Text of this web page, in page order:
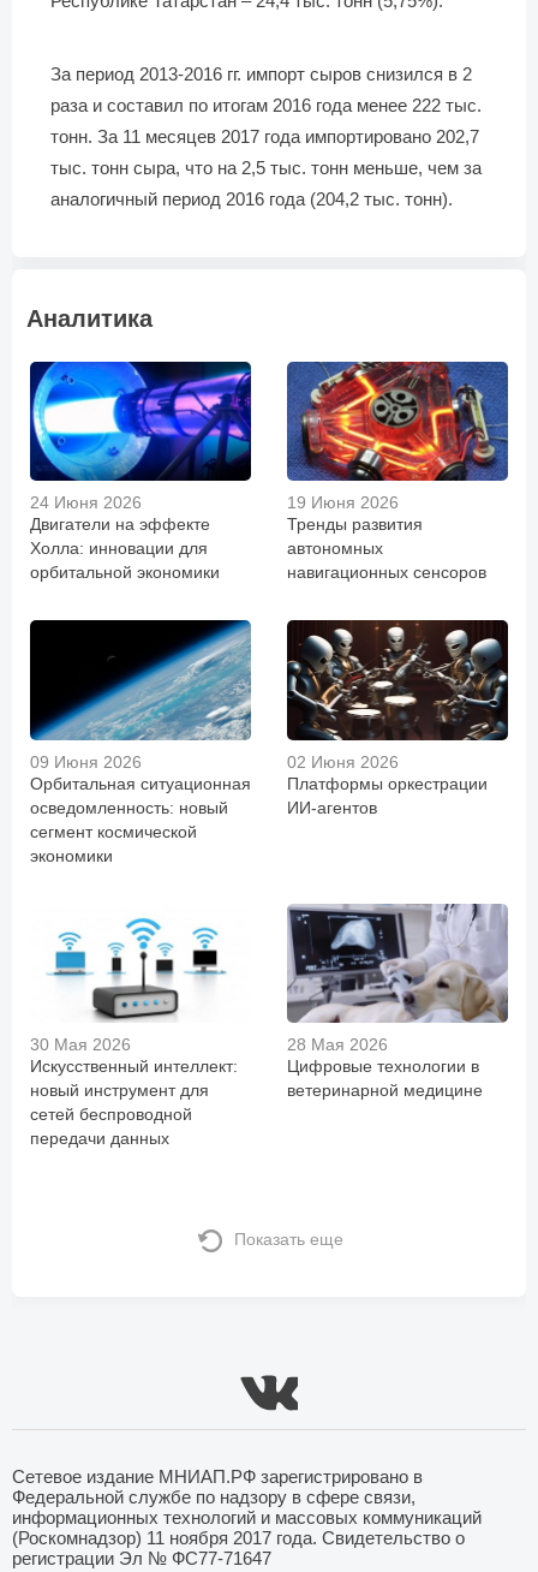
За период 2013-2016 гг. импорт сыров снизился в 2
раза и составил по итогам 2016 года менее 222 тыс.
тонн. За 11 месяцев 2017 года импортировано 202,7
тыс. тонн сыра, что на 2,5 тыс. тонн меньше, чем за
аналогичный период 2016 года (204,2 тыс. тонн).
Аналитика
24 Июня 2026
Двигатели на эффекте
Холла: инновации для
орбитальной экономики
19 Июня 2026
Тренды развития
автономных
навигационных сенсоров
09 Июня 2026
Орбитальная ситуационная
осведомленность: новый
сегмент космической
экономики
02 Июня 2026
Платформы оркестрации
ИИ-агентов
30 Мая 2026
Искусственный интеллект:
новый инструмент для
сетей беспроводной
передачи данных
28 Мая 2026
Цифровые технологии в
ветеринарной медицине
Показать еще
Сетевое издание МНИАП.РФ зарегистрировано в
Федеральной службе по надзору в сфере связи,
информационных технологий и массовых коммуникаций
(Роскомнадзор) 11 ноября 2017 года. Свидетельство о
регистрации Эл № ФС77-71647